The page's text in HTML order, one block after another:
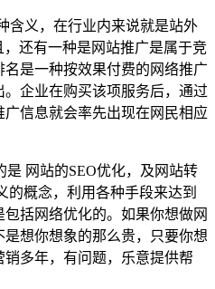
含义，在行业内来说就是站外
还有一种是网站推广是属于竞
是一种按效果付费的网络推广
企业在购买该项服务后，通过
信息就会率先出现在网民相应
是 网站的SEO优化，及网站转
的概念，利用各种手段来达到
括网络优化的。如果你想做网
想你想象的那么贵，只要你想
多年，有问题，乐意提供帮